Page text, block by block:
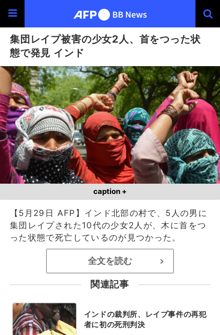
集団レイプ被害の少女2人、首をつった状
態で発見 インド
caption +
【5月29日 AFP】インド北部の村で、5人の男に
集団レイプされた10代の少女2人が、木に首をつ
った状態で死亡しているのが見つかった。
全文を読む >
関連記事
インドの裁判所、レイプ事件の再犯
者に初の死刑判決